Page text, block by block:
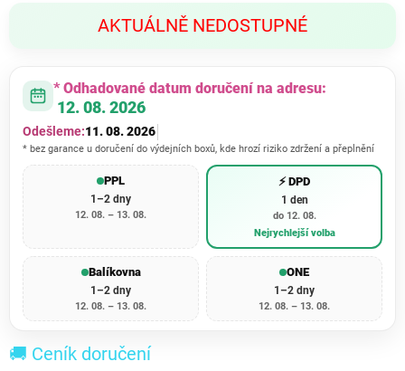
cena:
AKTUÁLNĚ NEDOSTUPNÉ
* Odhadované datum doručení na adresu:
12. 08. 2026
Odešleme:11. 08. 2026
* bez garance u doručení do výdejních boxů, kde hrozí riziko zdržení a přeplnění
PPL
1–2 dny
12. 08. – 13. 08.
⚡ DPD
1 den
do 12. 08.
Nejrychlejší volba
Balíkovna
1–2 dny
12. 08. – 13. 08.
ONE
1–2 dny
12. 08. – 13. 08.
🚚 Ceník doručení